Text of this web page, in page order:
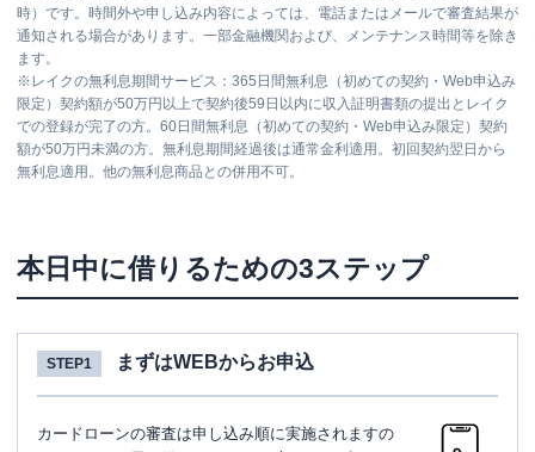
時）です。時間外や申し込み内容によっては、電話またはメールで審査結果が
通知される場合があります。一部金融機関および、メンテナンス時間等を除き
ます。
※ レイクの無利息期間サービス：365日間無利息（初めての契約・Web申込み
限定）契約額が50万円以上で契約後59日以内に収入証明書類の提出とレイク
での登録が完了の方。60日間無利息（初めての契約・Web申込み限定）契約
額が50万円未満の方。無利息期間経過後は通常金利適用。初回契約翌日から
無利息適用。他の無利息商品との併用不可。
本日中に借りるための3ステップ
STEP1 まずはWEBからお申込
カードローンの審査は申し込み順に実施されますの